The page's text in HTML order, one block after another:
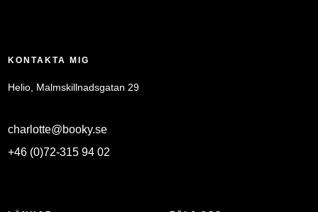
KONTAKTA MIG
Helio, Malmskillnadsgatan 29
charlotte@booky.se
+46 (0)72-315 94 02